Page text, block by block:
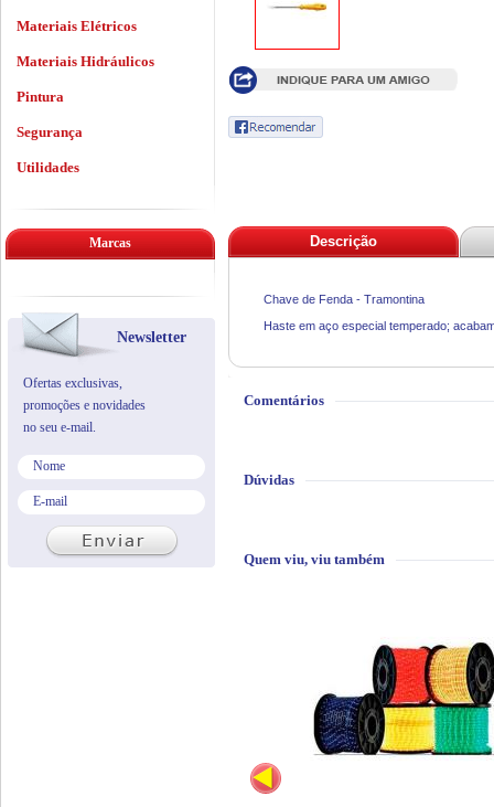
Descrição
Chave de Fenda - Tramontina
Haste em aço especial temperado;
Comentários
Dúvidas
Quem viu, viu também
Materiais Elétricos
Materiais Hidráulicos
Pintura
Segurança
Utilidades
Marcas
Newsletter
Ofertas exclusivas,
promoções e novidades
no seu e-mail.